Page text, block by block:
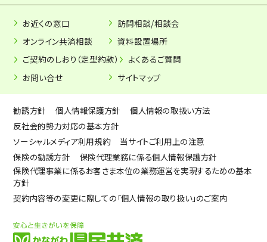
お近くの窓口
訪問相談/相談会
オンライン共済相談
資料設置場所
ご契約のしおり（定型約款）
よくあるご質問
お問い合せ
サイトマップ
勧誘方針 個人情報保護方針
個人情報の取扱い方法
反社会的勢力対応の基本方針
ソーシャルメディア利用規約
当サイトご利用上の注意
保険の勧誘方針
保険代理業務に係る個人情報保護方針
保険代理事業に係るお客さま本位の業務運営を実現するための基本
方針
契約内容等の変更に際しての「個人情報の取り扱い」のご案内